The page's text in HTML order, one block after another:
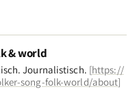
& world
Journalistisch. [https://
song-folk-world/about]